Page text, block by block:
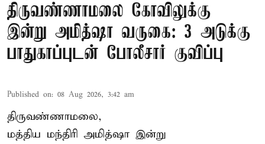
திருவண்ணாமலை கோவிலுக்கு
இன்று அமித்ஷா வருகை: 3 அடுக்கு
பாதுகாப்புடன் போலீசார் குவிப்பு
Published on: 08 Aug 2026, 3:42 am
திருவண்ணாமலை,
மத்திய மந்திரி அமித்ஷா இன்று